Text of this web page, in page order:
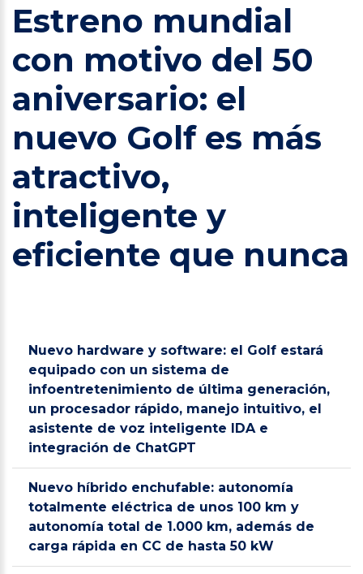
Estreno mundial
con motivo del 50
aniversario: el
nuevo Golf es más
atractivo,
inteligente y
eficiente que nunca
Nuevo hardware y software: el Golf estará
equipado con un sistema de
infoentretenimiento de última generación,
un procesador rápido, manejo intuitivo, el
asistente de voz inteligente IDA e
integración de ChatGPT
Nuevo híbrido enchufable: autonomía
totalmente eléctrica de unos 100 km y
autonomía total de 1.000 km, además de
carga rápida en CC de hasta 50 kW